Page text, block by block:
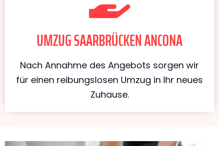
UMZUG SAARBRÜCKEN ANCONA
Nach Annahme des Angebots sorgen wir
für einen reibungslosen Umzug in Ihr neues
Zuhause.